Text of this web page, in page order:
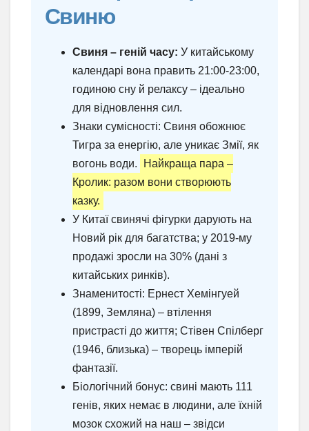
Свиню
Свиня – геній часу: У китайському
календарі вона править 21:00-23:00,
годиною сну й релаксу – ідеально
для відновлення сил.
Знаки сумісності: Свиня обожнює
Тигра за енергію, але уникає Змії, як
вогонь води.
Найкраща пара –
Кролик: разом вони створюють
казку.
У Китаї свинячі фігурки дарують на
Новий рік для багатства; у 2019-му
продажі зросли на 30% (дані з
китайських ринків).
Знаменитості: Ернест Хемінгуей
(1899, Земляна) – втілення
пристрасті до життя; Стівен Спілберг
(1946, близька) – творець імперій
фантазії.
Біологічний бонус: свині мають 111
генів, яких немає в людини, але їхній
мозок схожий на наш – звідси